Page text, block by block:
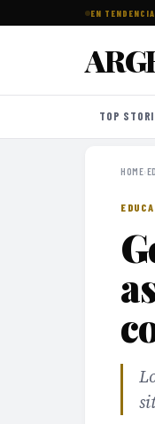
EN TENDENCIA
imprescindibles para viajeros
TOP
HOME›